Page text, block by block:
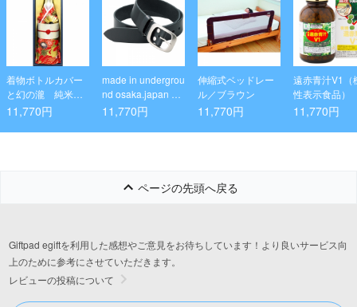
着物ボトルカバー
と幻の瀧 純米吟
醸セット(菊姫 モ
11,770円
made in undergrou
nd osaka.japan 栃
木レザー オイルヌ
ク
11,770円
伸縮式ベッドレー
ル／ブラウン
11,770円
遠赤青汁V1（
性表示食品）
11,770円
ページの先頭へ戻る
Giftpad egiftを利用した感想やご意見をお待ちしています！より良いサービス向
上のために参考にさせていただきます。
レビューの投稿について